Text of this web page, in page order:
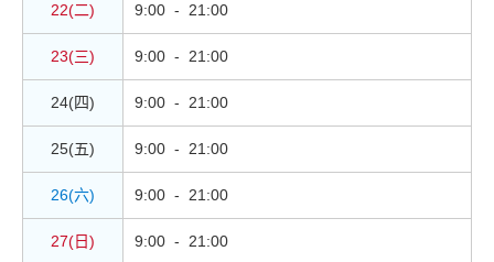
22(二) 9:00 - 21:00
23(三) 9:00 - 21:00
24(四) 9:00 - 21:00
25(五) 9:00 - 21:00
26(六) 9:00 - 21:00
27(日) 9:00 - 21:00